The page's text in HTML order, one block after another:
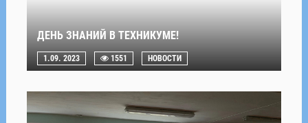
ДЕНЬ ЗНАНИЙ В ТЕХНИКУМЕ!
1.09. 2023 1551 НОВОСТИ